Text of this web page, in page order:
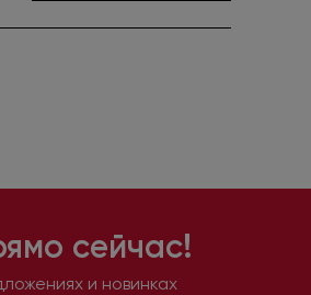
сейчас!
и новинках